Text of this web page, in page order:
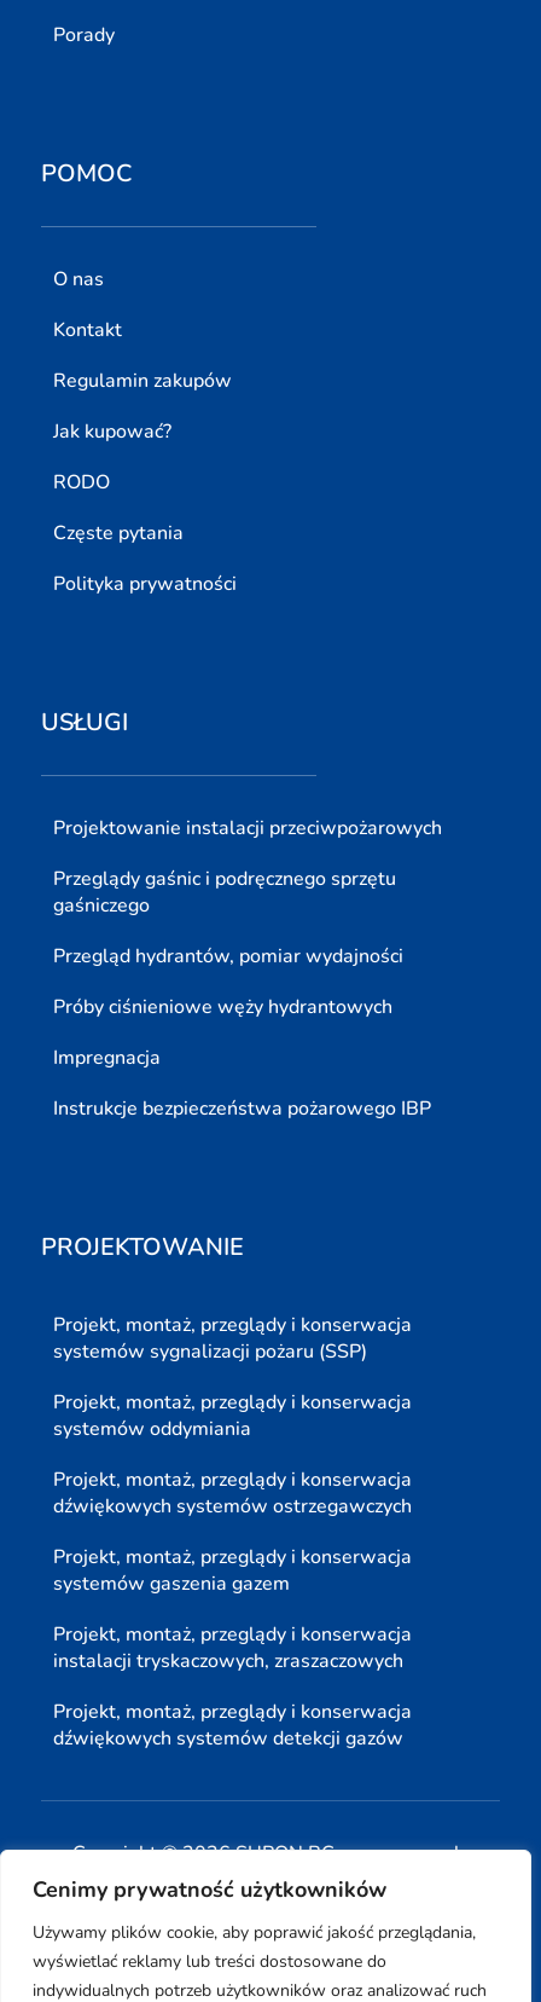
Cenimy prywatność użytkowników
Używamy plików cookie, aby poprawić jakość przeglądania,
wyświetlać reklamy lub treści dostosowane do
indywidualnych potrzeb użytkowników oraz analizować ruch
Porady
POMOC
O nas
Kontakt
Regulamin zakupów
Jak kupować?
RODO
Częste pytania
Polityka prywatności
USŁUGI
Projektowanie instalacji przeciwpożarowych
Przeglądy gaśnic i podręcznego sprzętu
gaśniczego
Przegląd hydrantów, pomiar wydajności
Próby ciśnieniowe węży hydrantowych
Impregnacja
Instrukcje bezpieczeństwa pożarowego IBP
PROJEKTOWANIE
Projekt, montaż, przeglądy i konserwacja
systemów sygnalizacji pożaru (SSP)
Projekt, montaż, przeglądy i konserwacja
systemów oddymiania
Projekt, montaż, przeglądy i konserwacja
dźwiękowych systemów ostrzegawczych
Projekt, montaż, przeglądy i konserwacja
systemów gaszenia gazem
Projekt, montaż, przeglądy i konserwacja
instalacji tryskaczowych, zraszaczowych
Projekt, montaż, przeglądy i konserwacja
dźwiękowych systemów detekcji gazów
Copyright © 2026 SUPON BC sp, z o. o. sp. k.
| Realizacja: www.woh.group